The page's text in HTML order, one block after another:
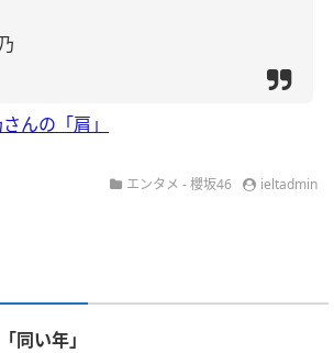
んの「肩」
エンタメ - 櫻坂46 ieltadmin
同い年」